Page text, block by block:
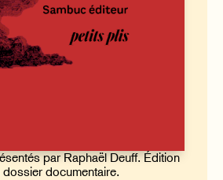
par Raphaël Deuff. Édition
documentaire.